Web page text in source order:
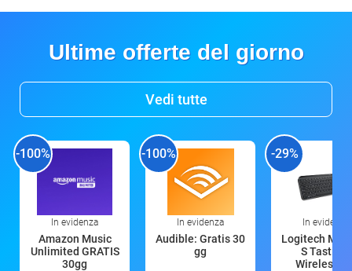
Ultime offerte del giorno
Vedi tutte
-100%
In evidenza
Amazon Music
Unlimited GRATIS
30gg
-100%
In evidenza
Audible: Gratis 30
gg
-29%
In evidenza
Logitech MX
S Tastiera
Wireless